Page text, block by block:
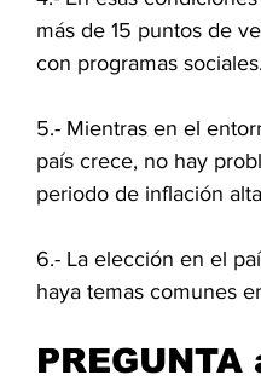
más de 15 puntos de
con programas sociales.
5.- Mientras en el
país crece, no hay
periodo de inflación
6.- La elección en el
haya temas comunes